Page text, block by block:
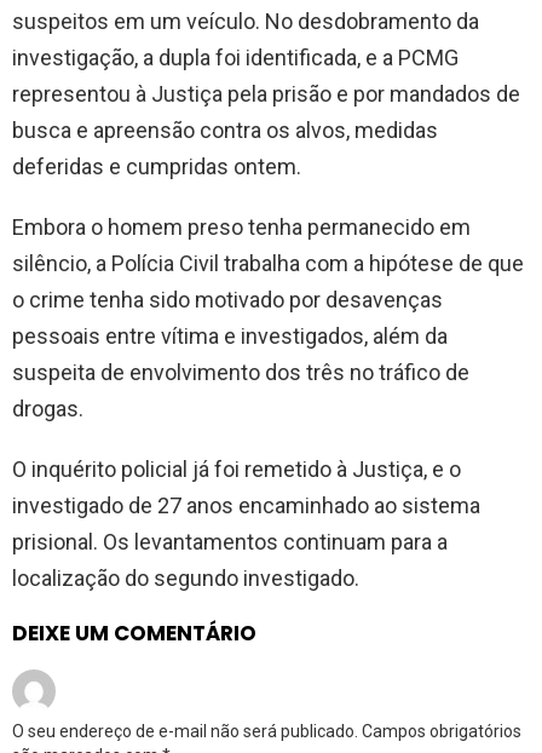
suspeitos em um veículo. No desdobramento da
investigação, a dupla foi identificada, e a PCMG
representou à Justiça pela prisão e por mandados de
busca e apreensão contra os alvos, medidas
deferidas e cumpridas ontem.
Embora o homem preso tenha permanecido em
silêncio, a Polícia Civil trabalha com a hipótese de que
o crime tenha sido motivado por desavenças
pessoais entre vítima e investigados, além da
suspeita de envolvimento dos três no tráfico de
drogas.
O inquérito policial já foi remetido à Justiça, e o
investigado de 27 anos encaminhado ao sistema
prisional. Os levantamentos continuam para a
localização do segundo investigado.
DEIXE UM COMENTÁRIO
O seu endereço de e-mail não será publicado. Campos obrigatórios